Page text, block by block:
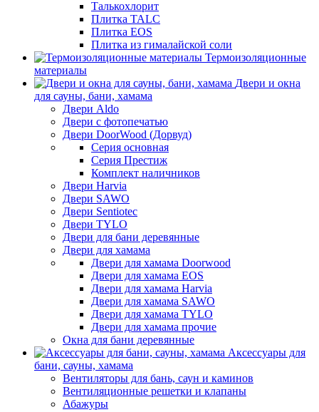
Талькохлорит
Плитка TALC
Плитка EOS
Плитка из гималайской соли
Термоизоляционные
материалы
Двери и окна
для сауны, бани, хамама
Двери Aldo
Двери с фотопечатью
Двери DoorWood (Дорвуд)
Серия основная
Серия Престиж
Комплект наличников
Двери Harvia
Двери SAWO
Двери Sentiotec
Двери TYLO
Двери для бани деревянные
Двери для хамама
Двери для хамама Doorwood
Двери для хамама EOS
Двери для хамама Harvia
Двери для хамама SAWO
Двери для хамама TYLO
Двери для хамама прочие
Окна для бани деревянные
Аксессуары для
бани, сауны, хамама
Вентиляторы для бань, саун и каминов
Вентиляционные решетки и клапаны
Абажуры